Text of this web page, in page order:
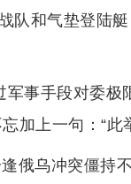
队和气垫登陆
事手段对委极
加上一句：“此
俄乌冲突僵持